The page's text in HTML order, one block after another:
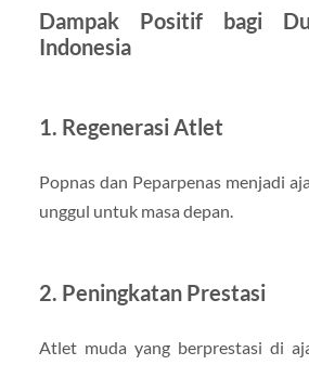
Dampak Positif bagi
Indonesia
1. Regenerasi Atlet
Popnas dan Peparpenas menjadi
unggul untuk masa depan.
2. Peningkatan Prestasi
Atlet muda yang berprestasi di